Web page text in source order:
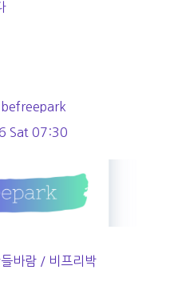
Sat 07:30
바람 / 비프리박